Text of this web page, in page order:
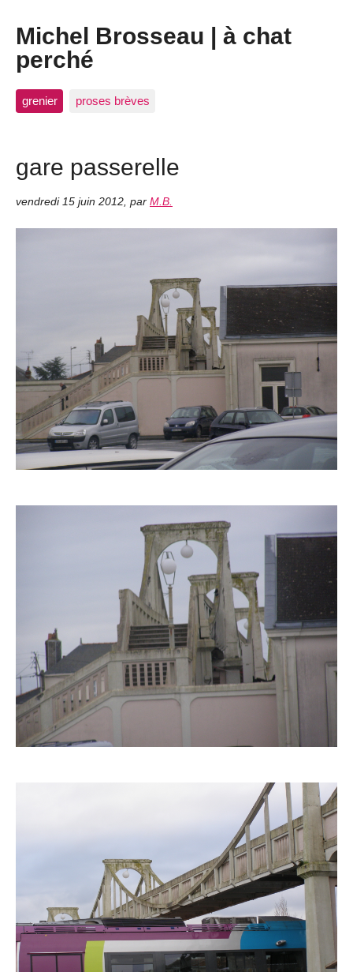
Michel Brosseau | à chat
perché
grenier proses brèves
gare passerelle
vendredi 15 juin 2012, par M.B.